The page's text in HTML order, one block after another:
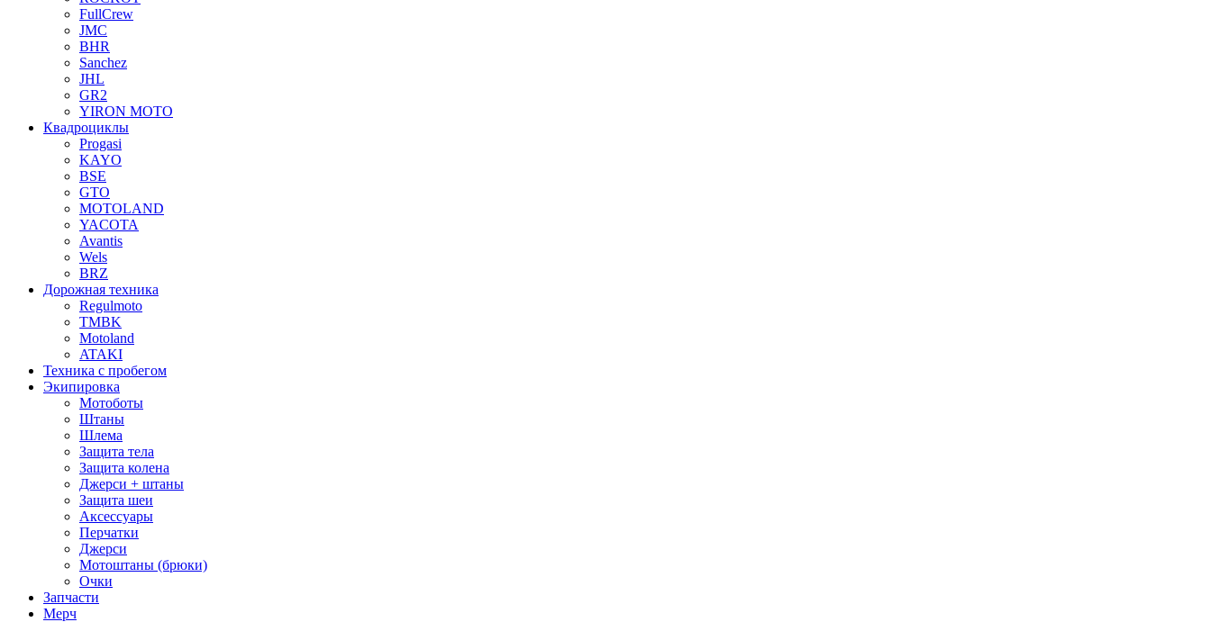
FullCrew
JMC
BHR
Sanchez
JHL
GR2
YIRON MOTO
Квадроциклы
Progasi
KAYO
BSE
GTO
MOTOLAND
YACOTA
Avantis
Wels
BRZ
Дорожная техника
Regulmoto
TMBK
Motoland
ATAKI
Техника с пробегом
Экипировка
Мотоботы
Штаны
Шлема
Защита тела
Защита колена
Джерси + штаны
Защита шеи
Аксессуары
Перчатки
Джерси
Мотоштаны (брюки)
Очки
Запчасти
Мерч